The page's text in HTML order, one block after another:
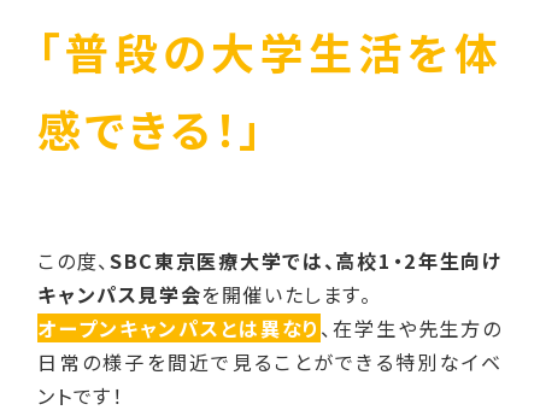
「普段の大学生活を体
感できる！」
この度、SBC東京医療大学では、高校1・2年生向け
キャンパス見学会を開催いたします。
オープンキャンパスとは異なり 、在学生や先生方の
日常の様子を間近で見ることができる特別なイベ
ントです！